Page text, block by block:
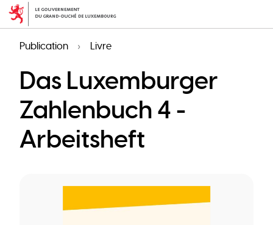
Aller
au
principal
Publication Livre
Das Luxemburger
Zahlenbuch 4 -
Arbeitsheft